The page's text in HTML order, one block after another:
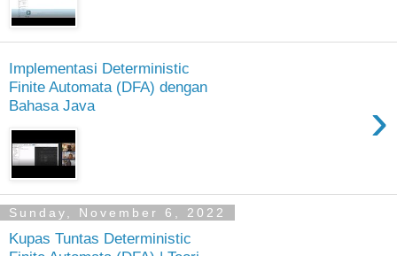
Implementasi Deterministic
Finite Automata (DFA) dengan
Bahasa Java
›
Sunday, November 6, 2022
Kupas Tuntas Deterministic